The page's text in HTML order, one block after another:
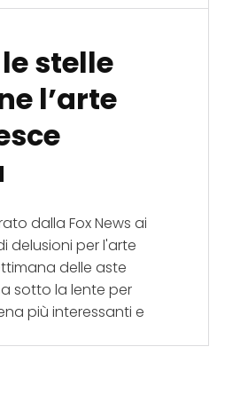
stelle
l’arte
dalla Fox News ai
delusioni per l'arte
delle aste
sotto la lente per
più interessanti e